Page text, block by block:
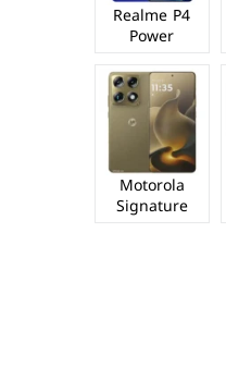
Realme P4
Power
Motorola
Signature